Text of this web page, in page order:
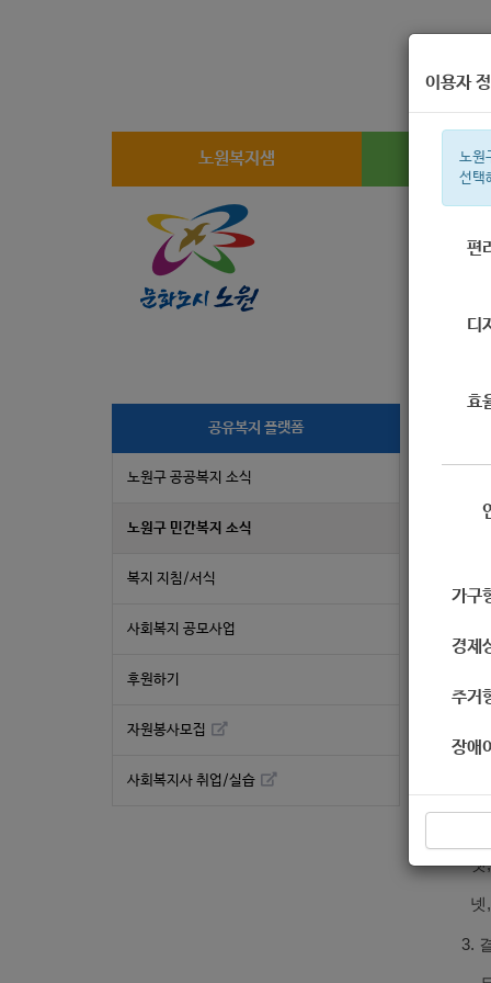
노원복지샘 복
이용자
노원
선택
편
디
효
가구
경제
주거
장애
공유복지 플랫폼
노원구 공공복지 소식
노원구 민간복지 소식
복지 지침/서식
사회복지 공모사업
후원하기
자원봉사모집
사회복지사 취업/실습
[
공
저
1.
2.
둘,
셋,
넷,
3.